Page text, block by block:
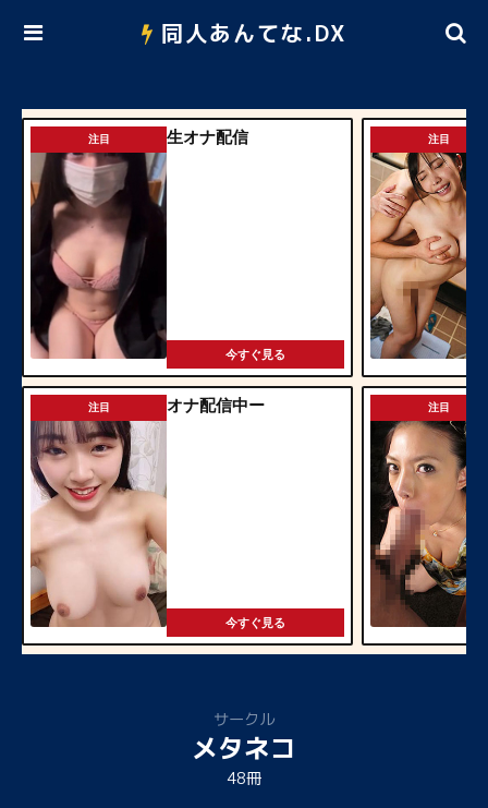
同人あんてな.DX
注目 生オナ配信
今すぐ見る
注目 オナ配信中ー
今すぐ見る
注目
注目
サークル
メタネコ
48冊